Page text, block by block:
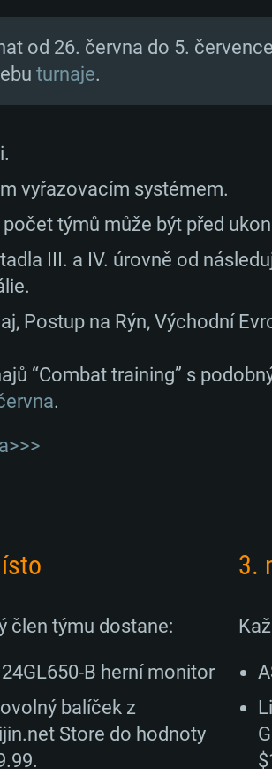
od 26. června do 5.
turnaje.
vyřazovacím systémem.
týmů může být před
III. a IV. úrovně od
Postup na Rýn, Východní
“Combat training” s
.
člen týmu dostane:
24GL650-B herní monitor
balíček z
Store do hodnoty
3.